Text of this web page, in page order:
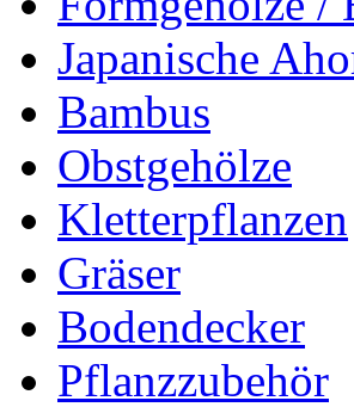
Japanische
Bambus
Obstgehölze
Kletterpflanzen
Gräser
Bodendecker
Pflanzzubehör